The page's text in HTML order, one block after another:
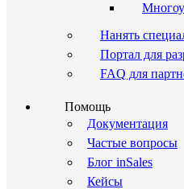
Нанять
Портал для
FAQ для
Помощь
Документация
Частые вопросы
Блог inSales
Кейсы